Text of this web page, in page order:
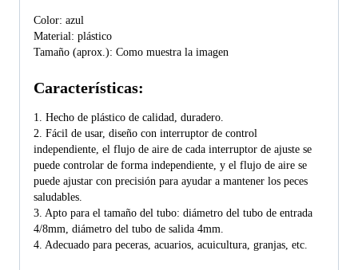
Color: azul
Material: plástico
Tamaño (aprox.): Como muestra la imagen
Características:
1. Hecho de plástico de calidad, duradero.
2. Fácil de usar, diseño con interruptor de control
independiente, el flujo de aire de cada interruptor de ajuste se
puede controlar de forma independiente, y el flujo de aire se
puede ajustar con precisión para ayudar a mantener los peces
saludables.
3. Apto para el tamaño del tubo: diámetro del tubo de entrada
4/8mm, diámetro del tubo de salida 4mm.
4. Adecuado para peceras, acuarios, acuicultura, granjas, etc.